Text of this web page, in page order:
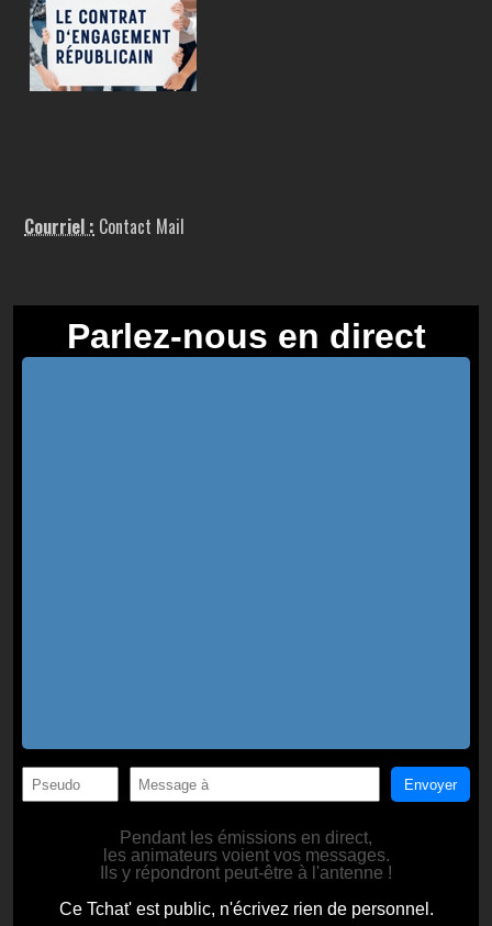
Courriel : Contact Mail